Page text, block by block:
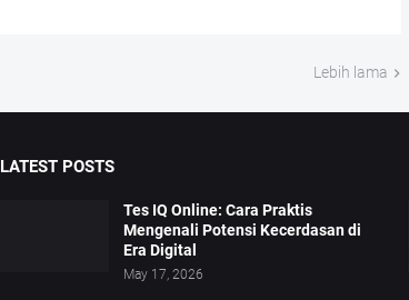
Lebih lama
LATEST POSTS
Tes IQ Online: Cara Praktis
Mengenali Potensi Kecerdasan di
Era Digital
May 17, 2026